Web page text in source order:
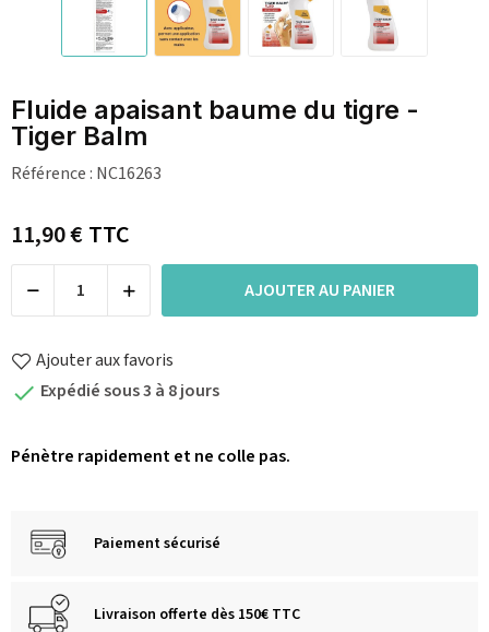
Fluide apaisant baume du tigre -
Tiger Balm
Référence : NC16263
11,90 €TTC
AJOUTER AU PANIER
Ajouter aux favoris
 Expédié sous 3 à 8 jours
Pénètre rapidement et ne colle pas.
Paiement sécurisé
Livraison offerte dès 150€ TTC